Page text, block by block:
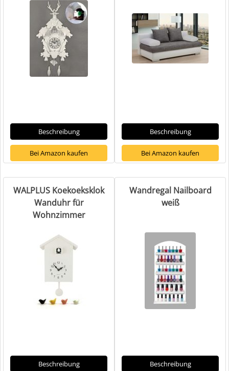
Beschreibung
Bei Amazon kaufen
Beschreibung
Bei Amazon kaufen
WALPLUS Koekoeksklok
Wanduhr für
Wohnzimmer
Beschreibung
Wandregal Nailboard
weiß
Beschreibung